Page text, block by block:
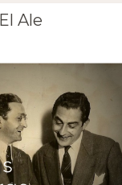
El Ale